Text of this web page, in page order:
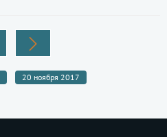
20 ноября 2017